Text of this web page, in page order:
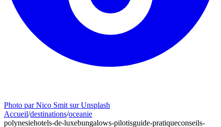
Photo par Nico Smit sur Unsplash
Accueil/destinations/oceanie
polynesiehotels-de-luxebungalows-pilotisguide-pratiqueconseils-